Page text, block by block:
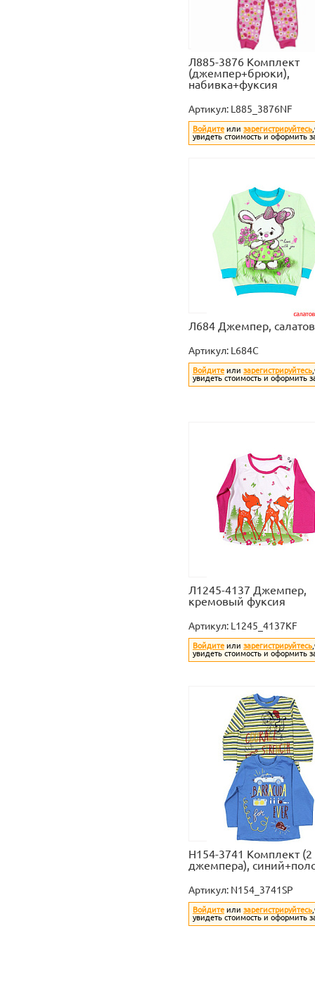
Л885-3876 Комплект
(джемпер+брюки),
набивка+фуксия
Артикул: L885_3876NF
Войдите или зарегистрируйтесь
увидеть стоимость и оформить
Л684 Джемпер,
Артикул: L684C
Войдите или зарегистрируйтесь
увидеть стоимость и оформить
Л1245-4137 Джемпер,
кремовый фуксия
Артикул: L1245_4137KF
Войдите или зарегистрируйтесь
увидеть стоимость и оформить
Н154-3741 Комплект (2
джемпера),
Артикул: N154_3741SP
Войдите или зарегистрируйтесь
увидеть стоимость и оформить